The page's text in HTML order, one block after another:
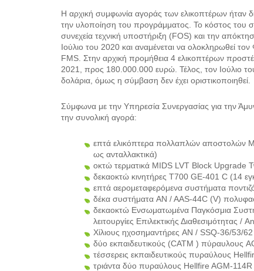
Η αρχική συμφωνία αγοράς των ελικοπτέρων ήταν
την υλοποίηση του προγράμματος. Το κόστος του
συνεχεία τεχνική υποστήριξη (FOS) και την
Ιούλιο του 2020 και αναμένεται να ολοκληρωθεί
FMS. Στην αρχική προμήθεια 4 ελικοπτέρων
2021, προς 180.000.000 ευρώ. Τέλος, τον Ιούλιο
δολάρια, όμως η σύμβαση δεν έχει οριστικοποιηθεί.
Σύμφωνα με την Υπηρεσία Συνεργασίας για την
την συνολική αγορά:
επτά ελικόπτερα πολλαπλών αποστολών
ως ανταλλακτικά)
οκτώ τερματικά MIDS LVT Block Upgrade
δεκαοκτώ κινητήρες T700 GE-401 C (14
επτά αερομεταφερόμενα συστήματα
δέκα συστήματα AN / AAS-44C (V)
δεκαοκτώ Ενσωματωμένα Παγκόσμια
λειτουργίες Επιλεκτικής Διαθεσιμότητας
Χίλιους ηχοσημαντήρες AN / SSQ-36/53/62
δύο εκπαιδευτικούς (CATM ) πύραυλους
τέσσερεις εκπαιδευτικούς πυραύλους
τριάντα δύο πυραύλους Hellfire AGM-114R